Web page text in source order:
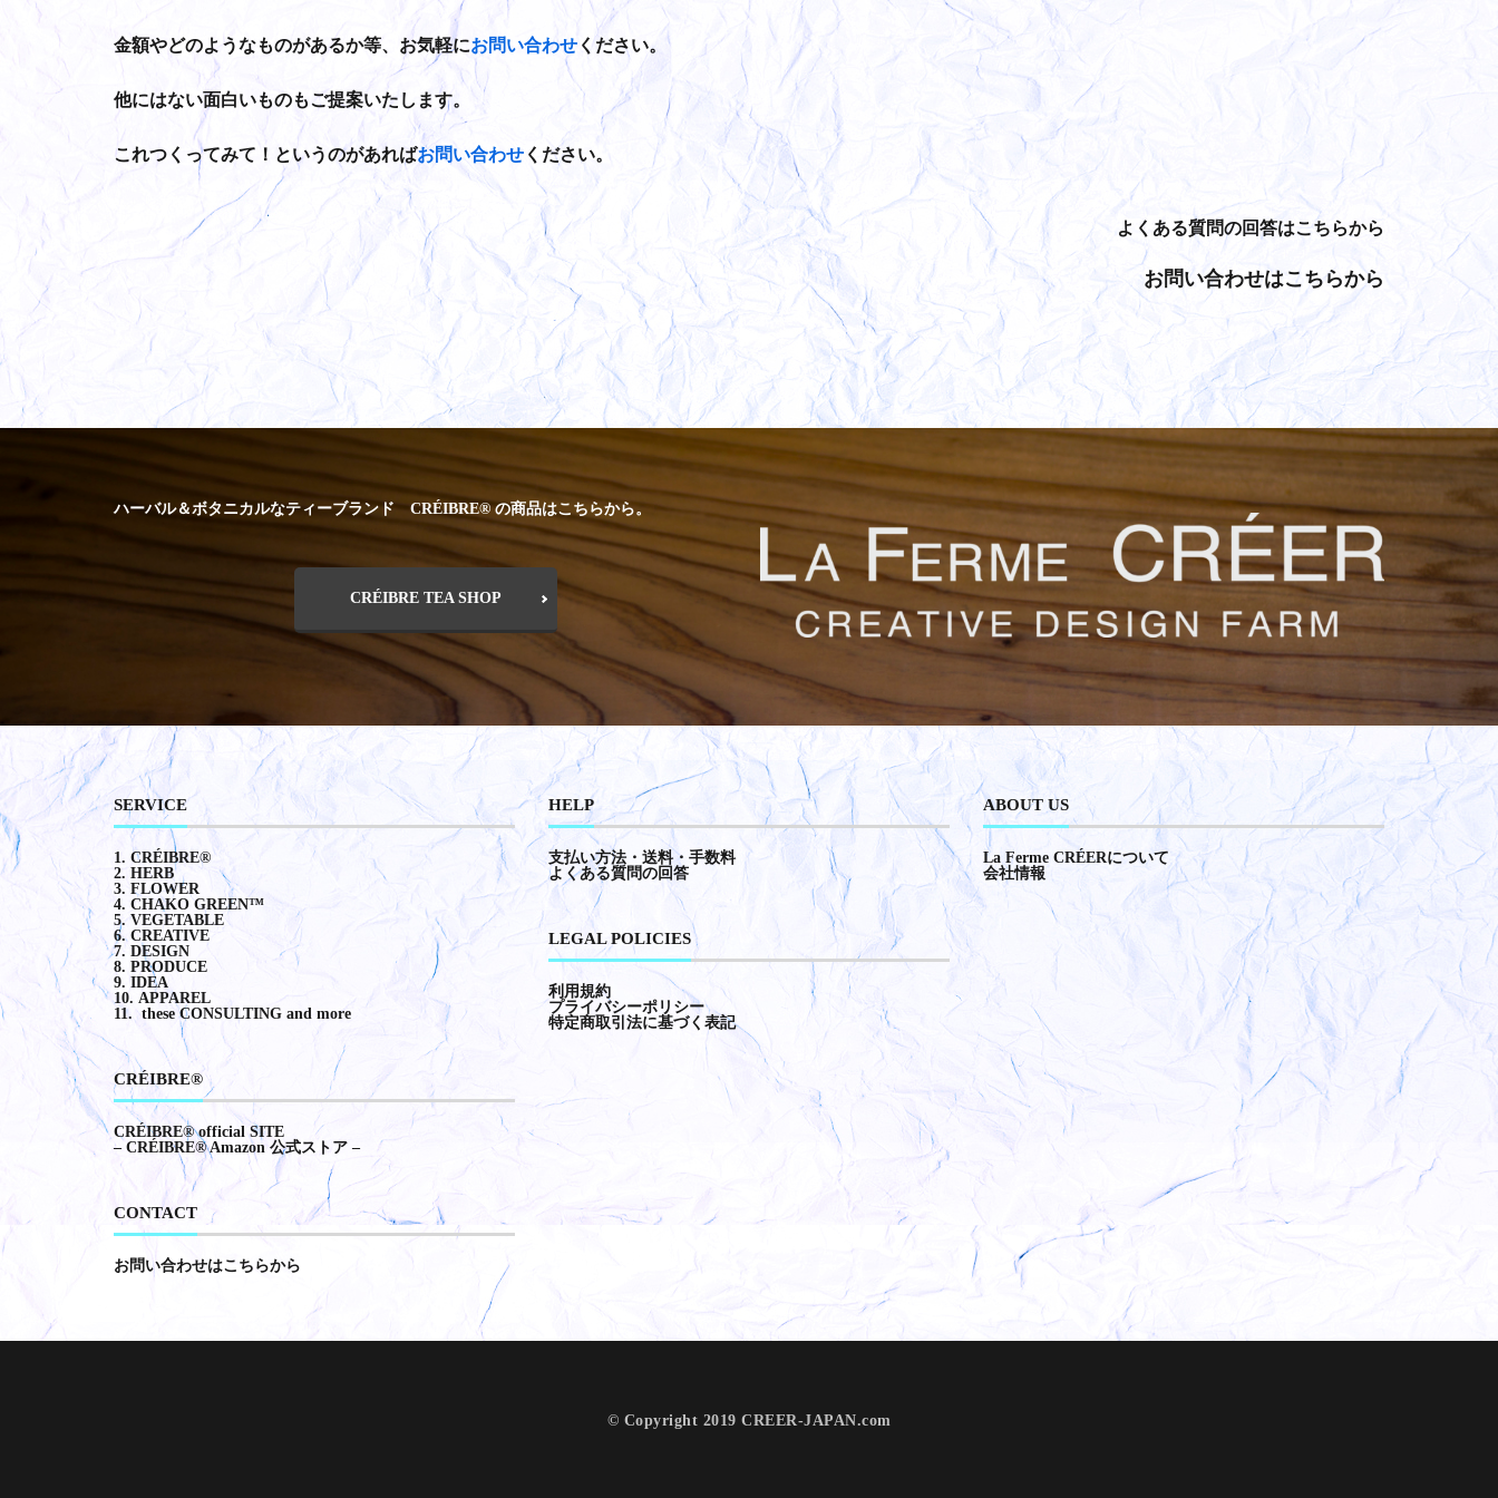
金額やどのようなものがあるか等、お気軽にお問い合わせ ください。
他にはない面白いものもご提案いたします。
これつくってみて！というのがあればお問い合わせ ください。
よくある質問の回答はこちらから
お問い合わせはこちらから
ハーバル＆ボタニカルなティーブランド CRÉIBRE®︎ の商品はこちらから。
CRÉIBRE TEA SHOP
SERVICE
CRÉIBRE®︎
HERB
FLOWER
CHAKO GREEN™️
VEGETABLE
CREATIVE
DESIGN
PRODUCE
IDEA
APPAREL
these CONSULTING and more
CRÉIBRE®️
CRÉIBRE®︎ official SITE
– CRÉIBRE®︎ Amazon 公式ストア –
CONTACT
お問い合わせはこちらから
HELP
支払い方法・送料・手数料
よくある質問の回答
LEGAL POLICIES
利用規約
プライバシーポリシー
特定商取引法に基づく表記
ABOUT US
La Ferme CRÉERについて
会社情報
© Copyright 2019 CREER-JAPAN.com